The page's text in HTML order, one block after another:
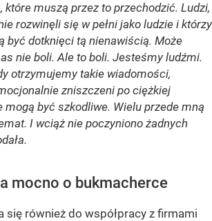
które muszą przez to przechodzić. Ludzi,
rozwinęli się w pełni jako ludzie i którzy
być dotknięci tą nienawiścią. Może
nie boli. Ale to boli. Jesteśmy ludźmi.
otrzymujemy takie wiadomości,
zniszczeni po ciężkiej
mogą być szkodliwe. Wielu przede mną
I wciąż nie poczyniono żadnych
mocno o bukmacherce
się również do współpracy z firmami